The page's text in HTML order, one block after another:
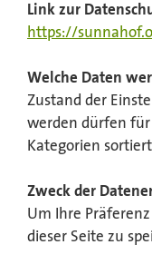
Link zur
https://
Welche Daten
Zustand der
werden dürfen für
Kategorien
Zweck der
Um Ihre
dieser Seite zu